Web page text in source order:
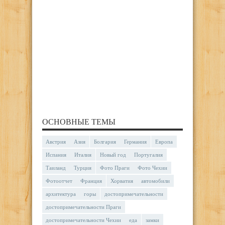
ОСНОВНЫЕ ТЕМЫ
Австрия Азия Болгария Германия Европа
Испания Италия Новый год Португалия
Таиланд Турция Фото Праги Фото Чехии
Фотоотчет Франция Хорватия автомобили
архитектура горы достопримечательности
достопримечательности Праги
достопримечательности Чехии еда замки